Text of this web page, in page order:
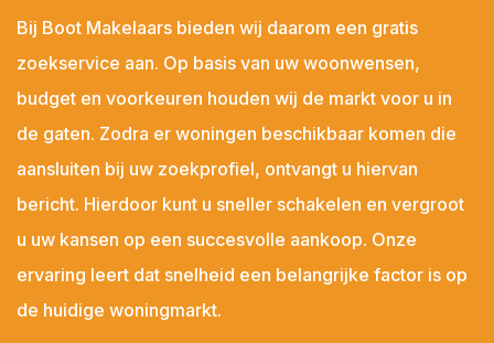
Bij Boot Makelaars bieden wij daarom een gratis
zoekservice aan. Op basis van uw woonwensen,
budget en voorkeuren houden wij de markt voor u in
de gaten. Zodra er woningen beschikbaar komen die
aansluiten bij uw zoekprofiel, ontvangt u hiervan
bericht. Hierdoor kunt u sneller schakelen en vergroot
u uw kansen op een succesvolle aankoop. Onze
ervaring leert dat snelheid een belangrijke factor is op
de huidige woningmarkt.
Lewedorp
Meliskerke
Middelburg
Nieuw- en Sint Joosland
Nieuwdorp
Nieuwerkerk
Nisse
Noordgouwe
Noordwelle